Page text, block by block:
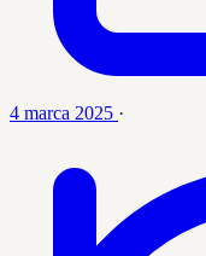
4 marca 2025 ·